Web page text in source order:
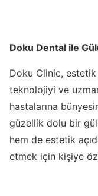
Doku Dental ile
Doku Clinic,
teknolojiyi ve
hastalarına
güzellik dolu bir
hem de estetik
etmek için kişiye